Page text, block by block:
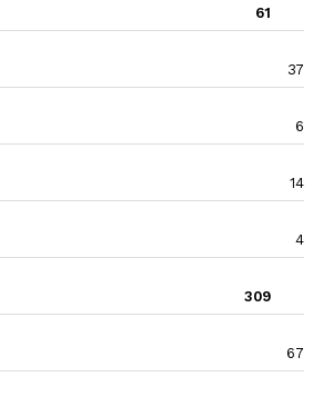
61
37
6
14
4
309
67